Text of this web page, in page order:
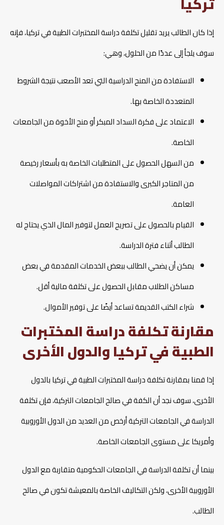
إذا كان الطالب يريد تقليل تكلفة دراسة المختبرات الطبية في تركيا، فإنه
سوف يلجأ إلى عددًا من الحلول، وهي:
الاستفادة من المنح الدراسية التي تعد الأصعب نتيجة الشروط
المتعددة الخاصة بها.
الاعتماد على فكرة السداد المبكر أو منح الأخوة من الجامعات
الخاصة.
من السهل الحصول على المتطلبات الخاصة به بأسعار رخيصة
من المتاجر الكبرى والاستفادة من اشتراكات المواصلات
العامة.
القيام بالحصول على تصريح العمل لتوفير المال الذي يحتاج له
الطالب أثناء فترة الدراسة.
يمكن أن يضحي الطالب ببعض الخدمات المقدمة في بعض
مساكن الطلاب مقابل الحصول على تكلفة مالية أقل.
شراء الكتب القديمة تساعد أيضًا على توفير الأموال.
مقارنة تكلفة دراسة المختبرات
الطبية في تركيا والدول الأخرى
إذا قمنا بمقارنة تكلفة دراسة المختبرات الطبية في تركيا بالدول
الأخرى، سوف نجد أن الكفة في صالح الجامعات التركية، فإن تكلفة
الدراسة في الجامعات التركية أرخص من العديد من الدول الأوروبية
وأمريكا على مستوى الجامعات الخاصة.
بينما أن تكلفة الدراسة في الجامعات الحكومية متقاربة مع الدول
الأوروبية الأخرى، ولكن التكاليف الخاصة بالمعيشة تكون في صالح
الطالب.